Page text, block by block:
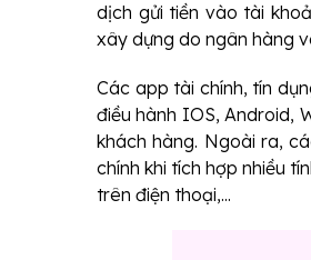
dịch gửi tiền vào tài
xây dựng do ngân hàng
Các app tài chính, tín
điều hành IOS, Android,
khách hàng. Ngoài ra, c
chính khi tích hợp nhiều
trên điện thoại,...